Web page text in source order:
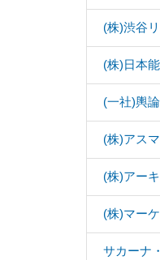
(株)渋谷
(株)日本
(一社)輿
(株)アス
(株)アー
(株)マー
サカーナ